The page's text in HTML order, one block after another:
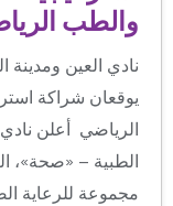
والطب
نادي العين
يوقعان شراكة
الرياضي أعلن
الطبية – «صحة»،
مجموعة للرعاية